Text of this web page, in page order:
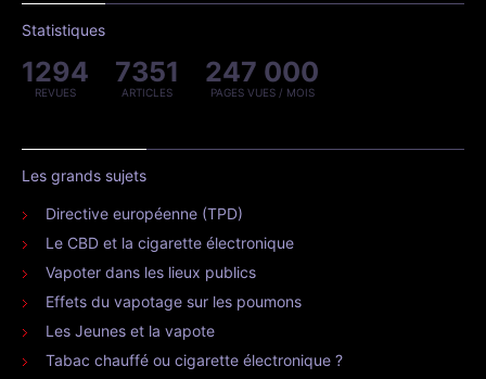
Statistiques
1294
REVUES
7351
ARTICLES
247 000
PAGES VUES / MOIS
Les grands sujets
Directive européenne (TPD)
Le CBD et la cigarette électronique
Vapoter dans les lieux publics
Effets du vapotage sur les poumons
Les Jeunes et la vapote
Tabac chauffé ou cigarette électronique ?